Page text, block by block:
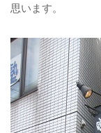
思います。